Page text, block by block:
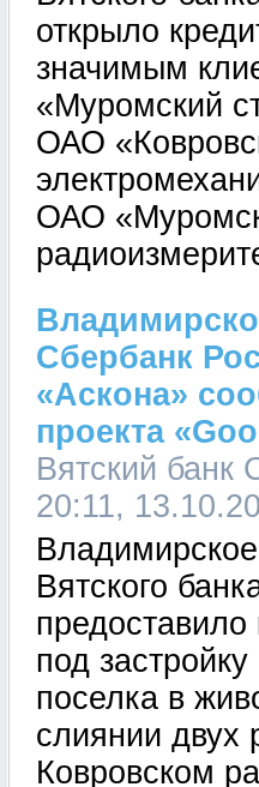
открыло
значимым
«Муромский
ОАО
ОАО
Сбербанк
«Аскона»
проекта
Вятский банк
20:11,
Вятского
под застройку
поселка в
слиянии двух
Ковровском